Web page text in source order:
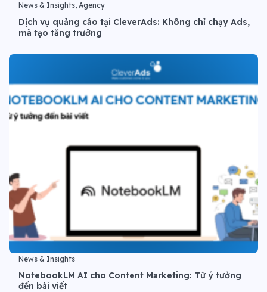
News & Insights, Agency
Dịch vụ quảng cáo tại CleverAds: Không chỉ chạy Ads,
mà tạo tăng trưởng
News & Insights
NotebookLM AI cho Content Marketing: Từ ý tưởng
đến bài viết